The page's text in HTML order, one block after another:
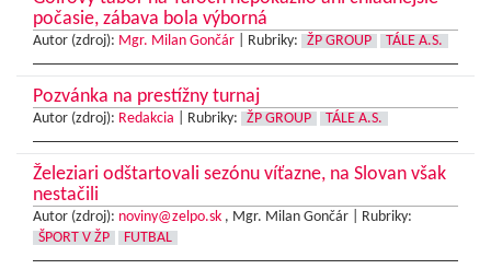
počasie, zábava bola výborná
Autor (zdroj): Mgr. Milan Gončár Rubriky: ŽP GROUP TÁLE A.S.
Pozvánka na prestížny turnaj
Autor (zdroj): Redakcia Rubriky: ŽP GROUP TÁLE A.S.
Železiari odštartovali sezónu víťazne, na Slovan však
nestačili
Autor (zdroj): noviny@zelpo.sk , Mgr. Milan Gončár |
Rubriky:
ŠPORT V ŽP
FUTBAL